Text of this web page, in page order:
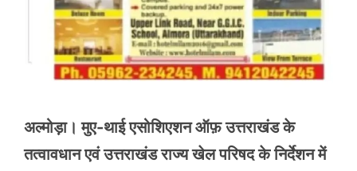
अल्मोड़ा। मुए-थाई एसोशिएशन ऑफ़ उत्तराखंड के
तत्वावधान एवं उत्तराखंड राज्य खेल परिषद के निर्देशन में